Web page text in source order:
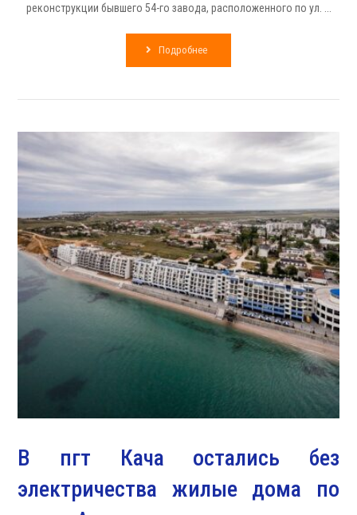
реконструкции бывшего 54-го завода, расположенного по ул. ...
Подробнее
В пгт Кача остались без
электричества жилые дома по